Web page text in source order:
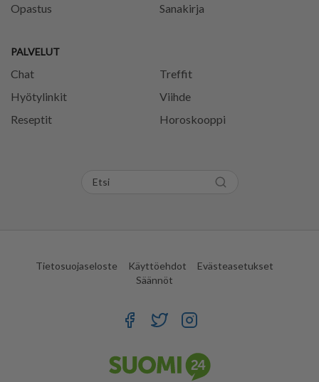
Opastus
PALVELUT
Chat
Treffit
Hyötylinkit
Viihde
Reseptit
Horoskooppi
Sanakirja
Tietosuojaseloste Käyttöehdot
Evästeasetukset
Säännöt